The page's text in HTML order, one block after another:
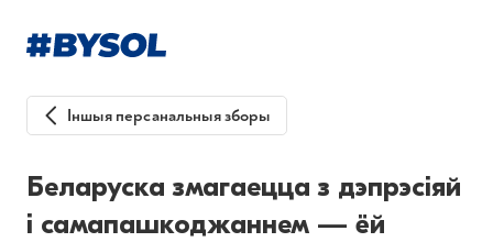
Іншыя персанальныя зборы
Беларуска змагаецца з дэпрэсіяй
і самапашкоджаннем — ёй